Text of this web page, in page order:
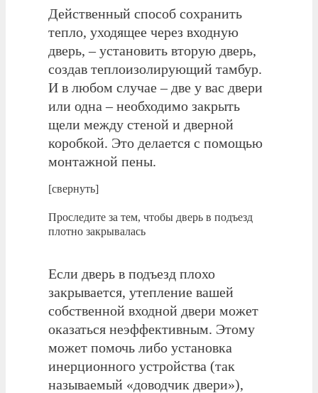
Действенный способ сохранить
тепло, уходящее через входную
дверь, – установить вторую дверь,
создав теплоизолирующий тамбур.
И в любом случае – две у вас двери
или одна – необходимо закрыть
щели между стеной и дверной
коробкой. Это делается с помощью
монтажной пены.
[свернуть]
Проследите за тем, чтобы дверь в подъезд
плотно закрывалась
Если дверь в подъезд плохо
закрывается, утепление вашей
собственной входной двери может
оказаться неэффективным. Этому
может помочь либо установка
инерционного устройства (так
называемый «доводчик двери»),